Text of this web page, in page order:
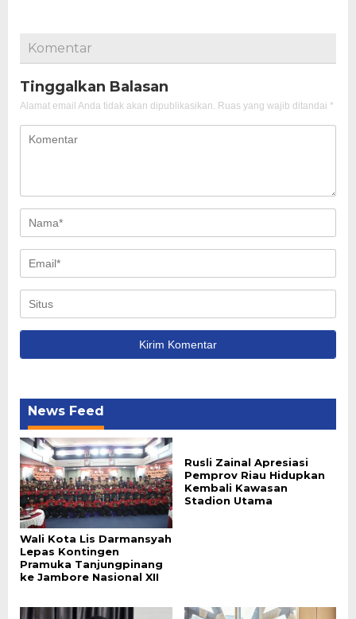
Komentar
Tinggalkan Balasan
Alamat email Anda tidak akan dipublikasikan. Ruas yang wajib ditandai *
News Feed
Wali Kota Lis Darmansyah
Lepas Kontingen
Pramuka Tanjungpinang
ke Jambore Nasional XII
Rusli Zainal Apresiasi
Pemprov Riau Hidupkan
Kembali Kawasan
Stadion Utama